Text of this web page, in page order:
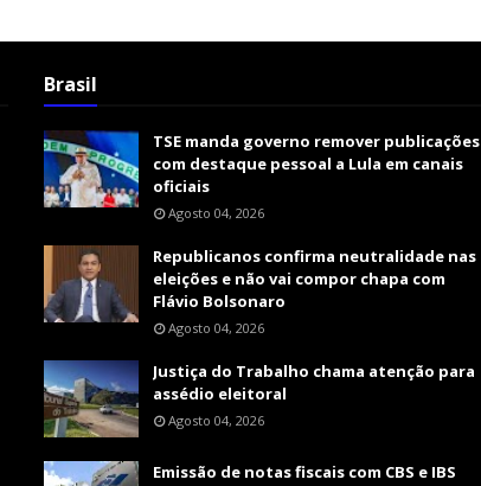
Brasil
TSE manda governo remover publicações
com destaque pessoal a Lula em canais
oficiais
Agosto 04, 2026
Republicanos confirma neutralidade nas
eleições e não vai compor chapa com
Flávio Bolsonaro
Agosto 04, 2026
Justiça do Trabalho chama atenção para
assédio eleitoral
Agosto 04, 2026
Emissão de notas fiscais com CBS e IBS